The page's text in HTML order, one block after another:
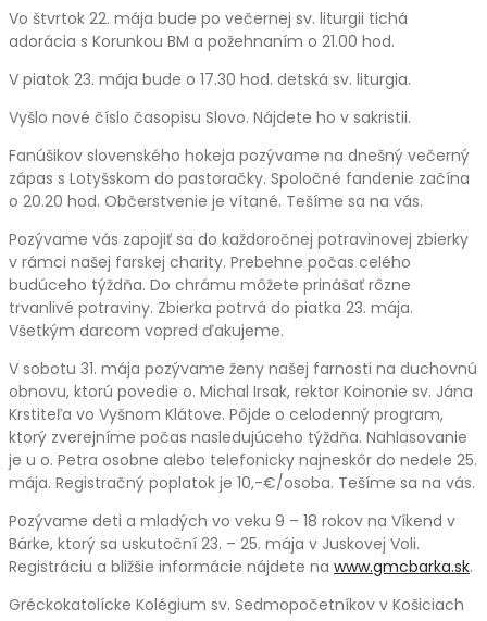
Vo štvrtok 22. mája bude po večernej sv. liturgii tichá
adorácia s Korunkou BM a požehnaním o 21.00 hod.
V piatok 23. mája bude o 17.30 hod. detská sv. liturgia.
Vyšlo nové číslo časopisu Slovo. Nájdete ho v sakristii.
Fanúšikov slovenského hokeja pozývame na dnešný večerný
zápas s Lotyšskom do pastoračky. Spoločné fandenie začína
o 20.20 hod. Občerstvenie je vítané. Tešíme sa na vás.
Pozývame vás zapojiť sa do každoročnej potravinovej zbierky
v rámci našej farskej charity. Prebehne počas celého
budúceho týždňa. Do chrámu môžete prinášať rôzne
trvanlivé potraviny. Zbierka potrvá do piatka 23. mája.
Všetkým darcom vopred ďakujeme.
V sobotu 31. mája pozývame ženy našej farnosti na duchovnú
obnovu, ktorú povedie o. Michal Irsak, rektor Koinonie sv. Jána
Krstiteľa vo Vyšnom Klátove. Pôjde o celodenný program,
ktorý zverejníme počas nasledujúceho týždňa. Nahlasovanie
je u o. Petra osobne alebo telefonicky najneskôr do nedele 25.
mája. Registračný poplatok je 10,-€/osoba. Tešíme sa na vás.
Pozývame deti a mladých vo veku 9 – 18 rokov na Víkend v
Bárke, ktorý sa uskutoční 23. – 25. mája v Juskovej Voli.
Registráciu a bližšie informácie nájdete na www.gmcbarka.sk.
Gréckokatolícke Kolégium sv. Sedmopočetníkov v Košiciach